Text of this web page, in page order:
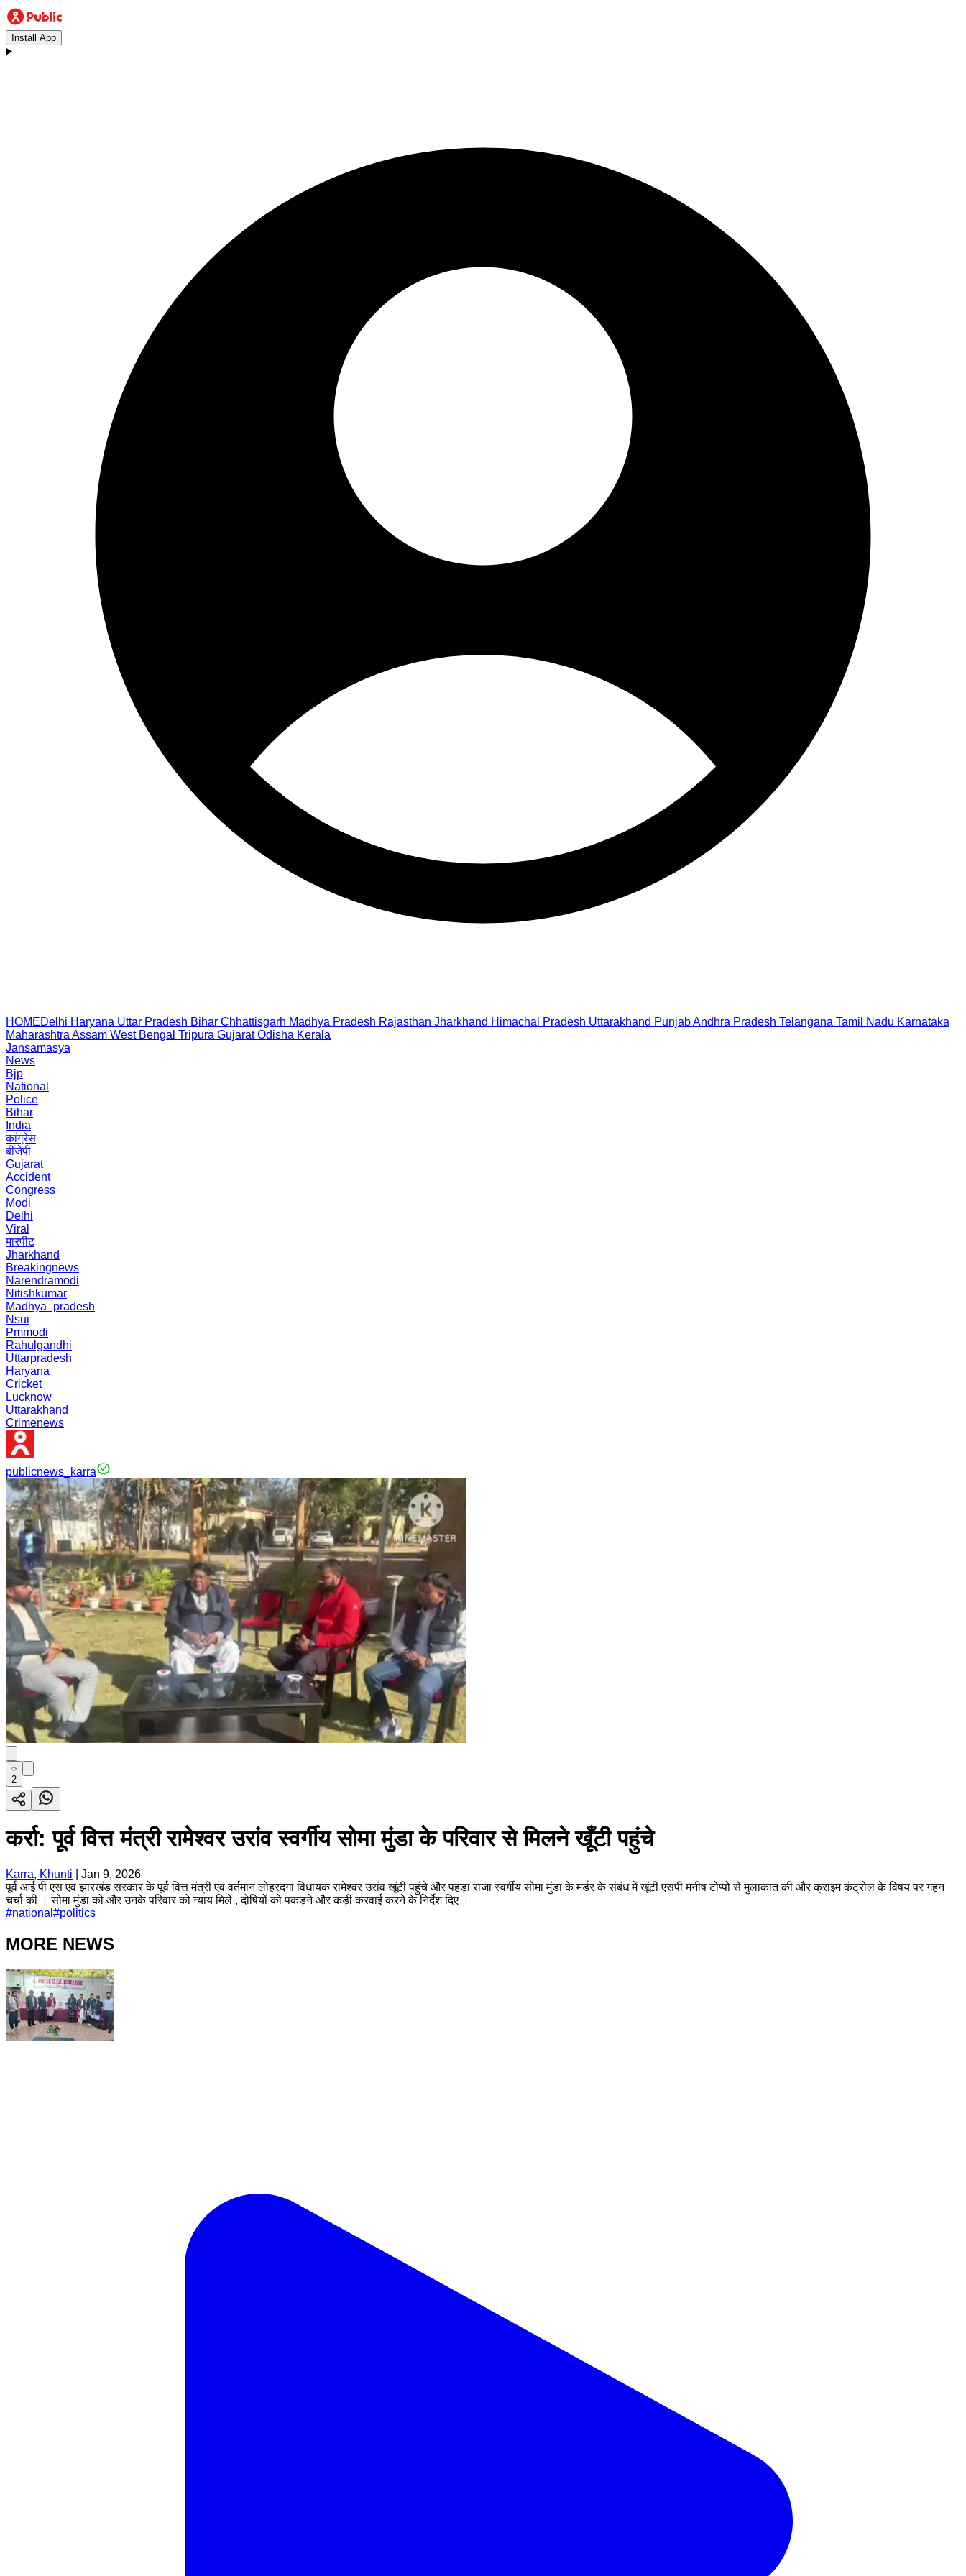
Install App
HOMEDelhi Haryana Uttar Pradesh Bihar Chhattisgarh Madhya Pradesh Rajasthan Jharkhand Himachal Pradesh Uttarakhand PunjabAndhra Pradesh Telangana Tamil Nadu Karnataka
Maharashtra Assam West Bengal Tripura Gujarat Odisha Kerala
Jansamasya
News
Bjp
National
Police
Bihar
India
कांग्रेस
बीजेपी
Gujarat
Accident
Congress
Modi
Delhi
Viral
मारपीट
Jharkhand
Breakingnews
Narendramodi
Nitishkumar
Madhya_pradesh
Nsui
Pmmodi
Rahulgandhi
Uttarpradesh
Haryana
Cricket
Lucknow
Uttarakhand
Crimenews
publicnews_karra
2
कर्रा: पूर्व वित्त मंत्री रामेश्वर उरांव स्वर्गीय सोमा मुंडा के परिवार से मिलने खूँटी पहुंचे
Karra, Khunti
Jan 9, 2026
पूर्व आई पी एस एवं झारखंड सरकार के पूर्व वित्त मंत्री एवं वर्तमान लोहरदगा विधायक रामेश्वर उरांव खूंटी पहुंचे और पहड़ा राजा स्वर्गीय सोमा मुंडा के मर्डर के संबंध में खूंटी एसपी मनीष टोप्पो से मुलाकात की और क्राइम कंट्रोल के विषय पर गहन
चर्चा की । सोमा मुंडा को और उनके परिवार को न्याय मिले , दोषियों को पकड़ने और कड़ी करवाई करने के निर्देश दिए ।
#national #politics
MORE NEWS